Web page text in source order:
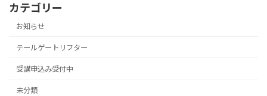
カテゴリー
お知らせ
テールゲートリフター
受講申込み受付中
未分類